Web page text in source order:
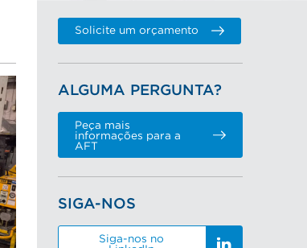
Solicite um orçamento
ALGUMA PERGUNTA?
Peça mais
informações para a
AFT
SIGA-NOS
Siga-nos no